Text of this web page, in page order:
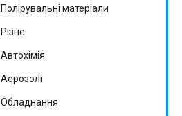
Полірувальні матеріали
Різне
Автохімія
Аерозолі
Обладнання